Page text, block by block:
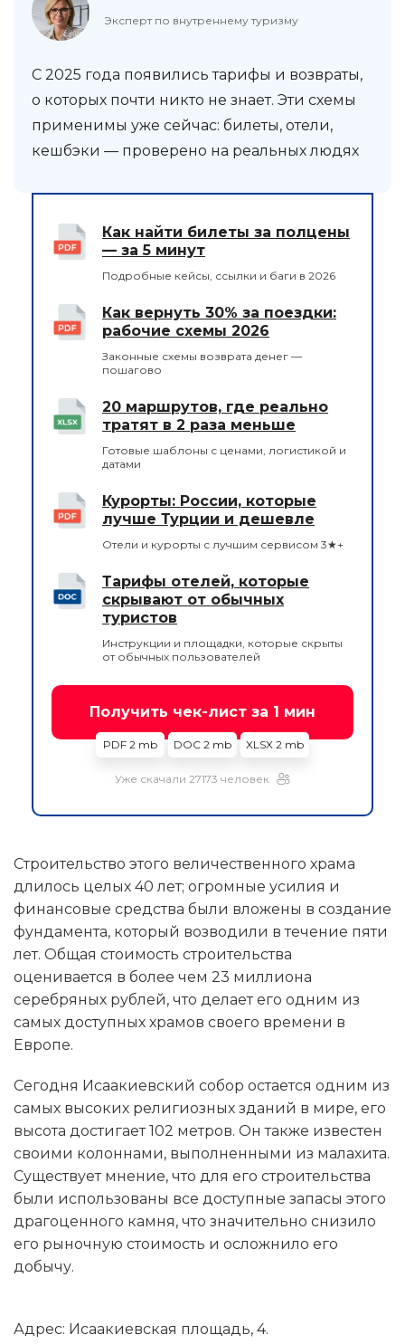
Эксперт по внутреннему туризму
С 2025 года появились тарифы и возвраты,
о которых почти никто не знает. Эти схемы
применимы уже сейчас: билеты, отели,
кешбэки — проверено на реальных людях
Как найти билеты за полцены
— за 5 минут
Подробные кейсы, ссылки и баги в 2026
Как вернуть 30% за поездки:
рабочие схемы 2026
Законные схемы возврата денег —
пошагово
20 маршрутов, где реально
тратят в 2 раза меньше
Готовые шаблоны с ценами, логистикой и
датами
Курорты: России, которые
лучше Турции и дешевле
Отели и курорты с лучшим сервисом 3★+
Тарифы отелей, которые
скрывают от обычных
туристов
Инструкции и площадки, которые скрыты
от обычных пользователей
Получить чек-лист за 1 мин
PDF 2 mb DOC 2 mb XLSX 2 mb
Уже скачали 27173 человек
Строительство этого величественного храма
длилось целых 40 лет; огромные усилия и
финансовые средства были вложены в создание
фундамента, который возводили в течение пяти
лет. Общая стоимость строительства
оценивается в более чем 23 миллиона
серебряных рублей, что делает его одним из
самых доступных храмов своего времени в
Европе.
Сегодня Исаакиевский собор остается одним из
самых высоких религиозных зданий в мире, его
высота достигает 102 метров. Он также известен
своими колоннами, выполненными из малахита.
Существует мнение, что для его строительства
были использованы все доступные запасы этого
драгоценного камня, что значительно снизило
его рыночную стоимость и осложнило его
добычу.
Адрес: Исаакиевская площадь, 4.